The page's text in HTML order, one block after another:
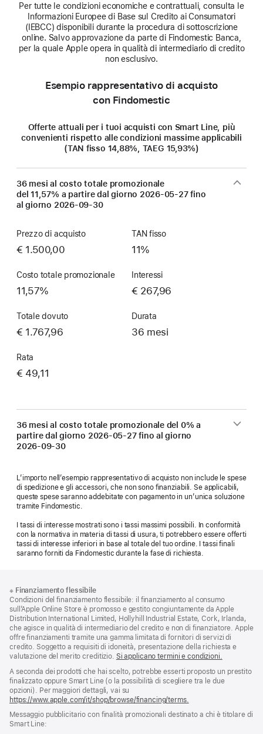
Per tutte le condizioni economiche e contrattuali, consulta le
Informazioni Europee di Base sul Credito ai Consumatori
(IEBCC) disponibili durante la procedura di sottoscrizione
online. Salvo approvazione da parte di Findomestic Banca,
per la quale Apple opera in qualità di intermediario di credito
non esclusivo.
Esempio rappresentativo di acquisto
con Findomestic
Offerte attuali per i tuoi acquisti con Smart Line, più
convenienti rispetto alle condizioni massime applicabili
(TAN fisso 14,88%, TAEG 15,93%)
36 mesi al costo totale promozionale
del 11,57% a partire dal giorno 2026-05-27fino
al giorno 2026-09-30
Prezzo di acquisto
€ 1.500,00
TAN fisso
11%
Costo totale promozionale
11,57%
Interessi
€ 267,96
Totale dovuto
€ 1.767,96
Durata
36 mesi
Rata
€ 49,11
36 mesi al costo totale promozionale del 0% a
partire dal giorno 2026-05-27fino al giorno
2026-09-30
L’importo nell’esempio rappresentativo di acquisto non include le spese
di spedizione e gli accessori, che non sono finanziabili. Se applicabili,
queste spese saranno addebitate con pagamento in un’unica soluzione
tramite Findomestic.
I tassi di interesse mostrati sono i tassi massimi possibili. In conformità
con la normativa in materia di tassi di usura, ti potrebbero essere offerti
tassi di interesse inferiori in base al totale del tuo ordine. I tassi finali
saranno forniti da Findomestic durante la fase di richiesta.
di
pagina
a
piè
di
pagina
※ Finanziamento flessibile
Condizioni del finanziamento flessibile: il finanziamento al consumo
sull’Apple Online Store è promosso e gestito congiuntamente da Apple
Distribution International Limited, Hollyhill Industrial Estate, Cork, Irlanda,
che agisce in qualità di intermediario del credito e non di finanziatore. Apple
offre finanziamenti tramite una gamma limitata di fornitori di servizi di
credito. Soggetto a requisiti di idoneità, presentazione della richiesta e
valutazione del merito creditizio. Si applicano termini e condizioni.
A seconda dei prodotti che hai scelto, potrebbe esserti proposto un prestito
finalizzato oppure Smart Line (o la possibilità di scegliere tra le due
opzioni). Per maggiori dettagli, vai su
https://www.apple.com/it/shop/browse/financing/terms.
Messaggio pubblicitario con finalità promozionali destinato a chi è titolare di
Smart Line: